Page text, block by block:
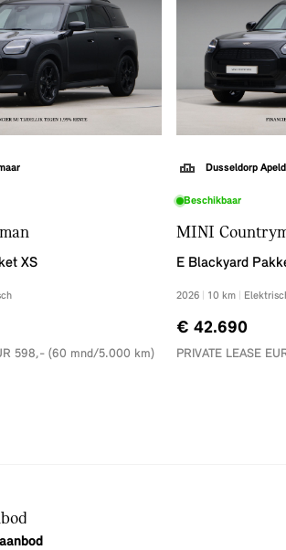
Tot ziens in onze showroom!
XS
598,- (60 mnd/5.000 km)
Dusseldorp
Beschikbaar
MINI
E Blackyard
2026 10 km
€ 42.690
PRIVATE LEASE